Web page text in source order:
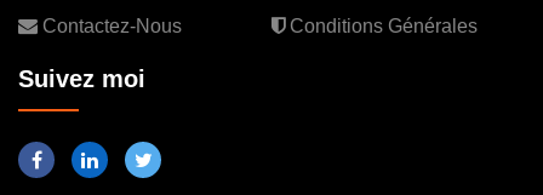
Contactez-Nous Conditions Générales
Suivez moi